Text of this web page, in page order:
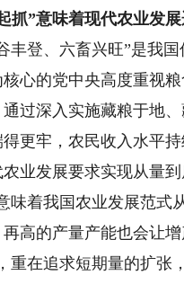
”意味着现代农业发展
登、六畜兴旺”是我国
心的党中央高度重视
过深入实施藏粮于地
更牢，农民收入水平持
发展要求实现从量到
味着我国农业发展范式
高的产量产能也会让
重在追求短期量的扩